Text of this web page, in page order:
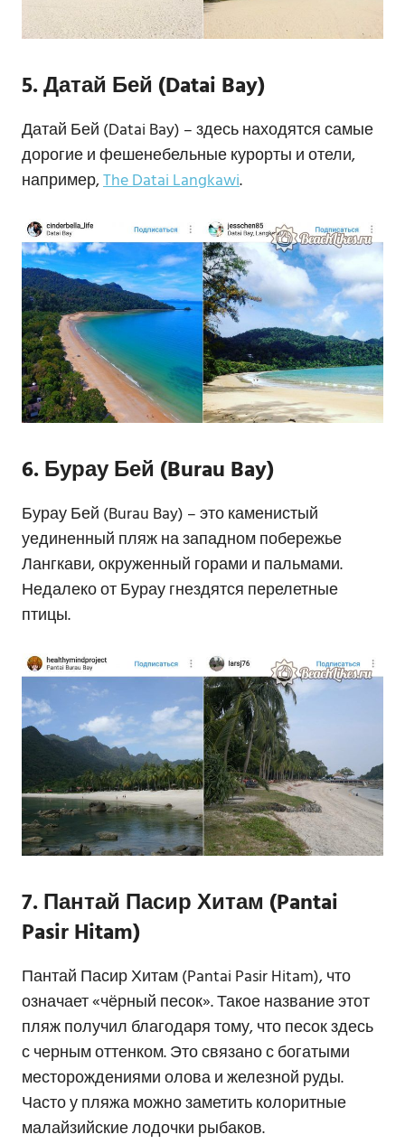
5. Датай Бей (Datai Bay)
Датай Бей (Datai Bay) – здесь находятся самые
дорогие и фешенебельные курорты и отели,
например,The Datai Langkawi.
6. Бурау Бей (Burau Bay)
Бурау Бей (Burau Bay) – это каменистый
уединенный пляж на западном побережье
Лангкави, окруженный горами и пальмами.
Недалеко от Бурау гнездятся перелетные
птицы.
7. Пантай Пасир Хитам (Pantai
Pasir Hitam)
Пантай Пасир Хитам (Pantai Pasir Hitam), что
означает «чёрный песок». Такое название этот
пляж получил благодаря тому, что песок здесь
с черным оттенком. Это связано с богатыми
месторождениями олова и железной руды.
Часто у пляжа можно заметить колоритные
малайзийские лодочки рыбаков.